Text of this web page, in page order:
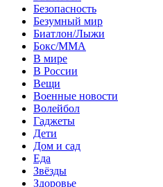
Безопасность
Безумный мир
Биатлон/Лыжи
Бокс/MMA
В мире
В России
Вещи
Военные новости
Волейбол
Гаджеты
Дети
Дом и сад
Еда
Звёзды
Здоровье